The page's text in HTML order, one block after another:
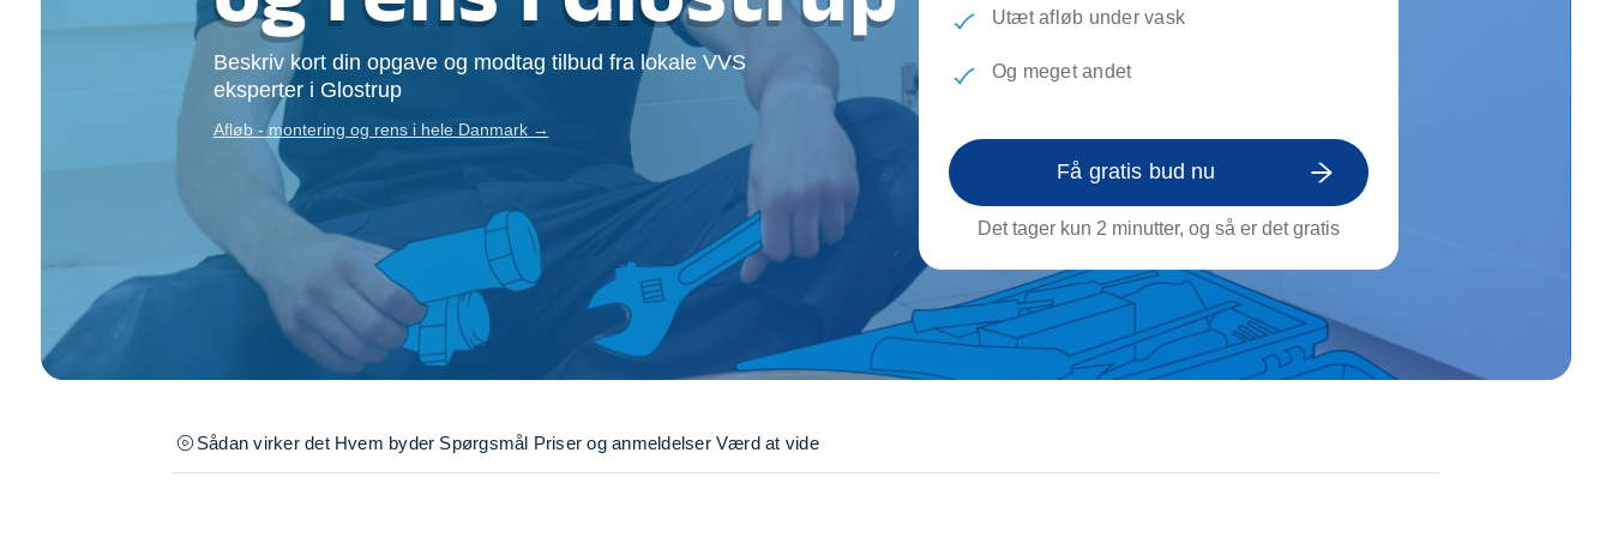
Opsætning af skillevæg
Rengøring
Reparation af tagrende
Træfældning
Tunge løft
TV installation og opsætning
Udflytnings rengøring
Vinduespudsning
Se alle...
Beskriv kort din opgave og modtag tilbud fra lokale VVS
eksperter i Glostrup
Afløb - montering og rens i hele Danmark →
Utæt afløb under vask
Og meget andet
Få gratis bud nu
Det tager kun 2 minutter, og så er det gratis
Sådan virker det Hvem byder Spørgsmål Priser og anmeldelser Værd at vide